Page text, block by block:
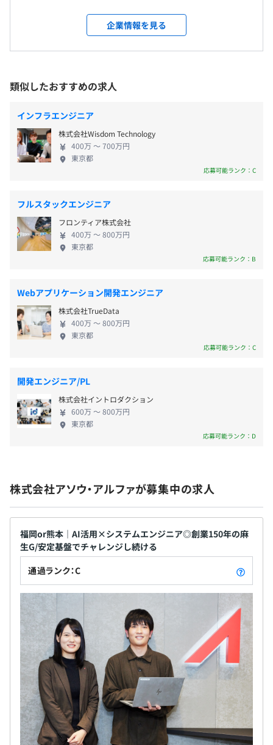
キルに着目した研修も大事にしています。
また、幅広い分野で活躍できるエンジニアを目指した別分
【研修の一例】
・階層別研修
・技術研修
・分野別研修
・社員主体の資格取得勉強会
・テクニカル研修（Java、ネットワークなど）
プロジェクトごとに選択、オブジェクト指向、ウォーター
Docker、AWS CloudFormation、VMware vSphere、
Zabbix
どの現場でも、所属に関わらず分け隔てなく相談ができる
環境を設け、仕事を進めております。
【開発環境】
・ 言語：
Java/Python/JavaScript/TypeScript/Swift/Kotlin/C# な
・ フレームワーク：Spring
Boot/Laravel/CakePHP/Vue.js など
・ データベース：SQL/PostgreSQL など
・ 開発支援：Git、Backlog、Slack など
・ その他：
AWS/Azure/Apache/nginx/vagrant/wordpress など
※プロジェクトにより異なります。
受動喫煙防止措置に関する事項
新宿駅 西口 徒歩8分
《年間休日日数124日》
・GW
・年末年始休暇
・慶弔休暇
・産前・産後休暇
・育児休暇
・時間外勤務手当
・通勤手当（上限50,000円）
・技術手当（10,000円～115,000円）
年2回（7月・12月）※昨年度実績：4ヶ月分
年1回（4月）
無期雇用
なし
ットワークを強みとして、現在、長崎・熊本・大
阪・名古屋・東京にも支店を展開しています。 ◆人
を磨いて技術を磨く 弊社では、エンジニアとして社
るように充実した研修制度、環境づくりに力を入れ
ています！ まず、弊社に正社員として入社後、階層
別研修を経て、一つの会社の中で限られた領域では
なく、さまざまなフィールドで活躍しながら高い技
術を習得し、キャリアアップしていきます。 本当の
技術は自分の意思で考え、道を進む人に身につくも
の。技術者の育成に重点をおく当社なら、一つの会
び、歩み、より市場価値の高い技術者を目指すこと
ができます。
企業情報を見る
類似したおすすめの求人
インフラエンジニア
株式会社Wisdom Technology
400万 〜 700万円
東京都
応募可能ランク：C
フルスタックエンジニア
フロンティア株式会社
400万 〜 800万円
東京都
応募可能ランク：B
Webアプリケーション開発エンジニア
株式会社TrueData
400万 〜 800万円
東京都
応募可能ランク：C
開発エンジニア/PL
株式会社イントロダクション
600万 〜 800万円
東京都
応募可能ランク：D
株式会社アソウ・アルファが募集中の求人
福岡or熊本｜AI活用×システムエンジニア◎創業150年の麻
生G/安定基盤でチャレンジし続ける
通過ランク：C